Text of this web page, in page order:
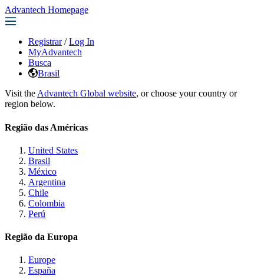
Advantech Homepage
Registrar / Log In
MyAdvantech
Busca
Brasil
Visit the Advantech Global website, or choose your country or
region below.
Região das Américas
United States
Brasil
México
Argentina
Chile
Colombia
Perú
Região da Europa
Europe
España